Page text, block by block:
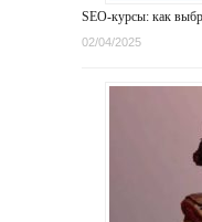
SEO-курсы: как
02/04/2025